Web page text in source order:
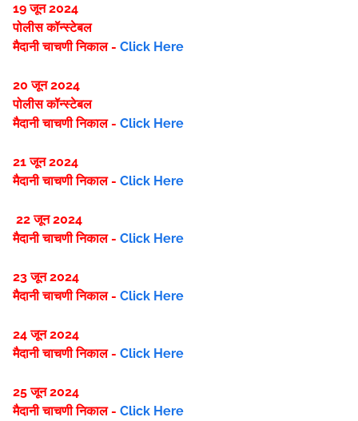
19 जून 2024
पोलीस कॉन्स्टेबल
मैदानी चाचणी निकाल - Click Here
20 जून 2024
पोलीस कॉन्स्टेबल
मैदानी चाचणी निकाल - Click Here
21 जून 2024
मैदानी चाचणी निकाल - Click Here
22 जून 2024
मैदानी चाचणी निकाल - Click Here
23 जून 2024
मैदानी चाचणी निकाल - Click Here
24 जून 2024
मैदानी चाचणी निकाल - Click Here
25 जून 2024
मैदानी चाचणी निकाल - Click Here